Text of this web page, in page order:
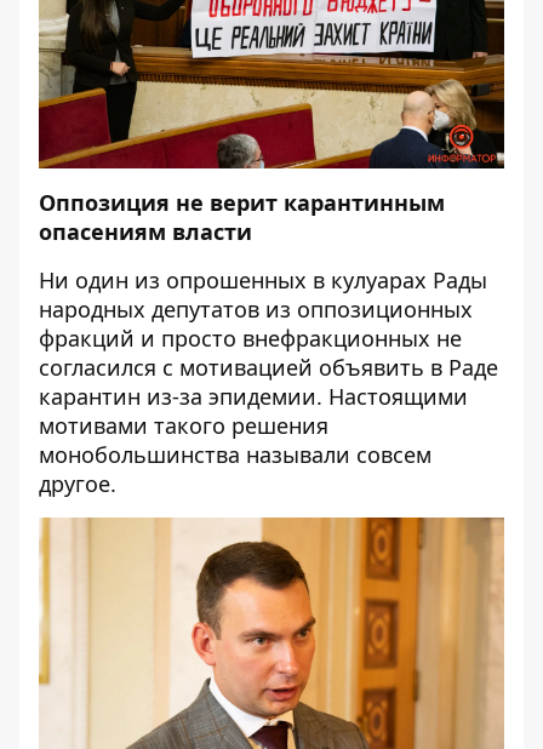
Оппозиция не верит карантинным
опасениям власти
Ни один из опрошенных в кулуарах Рады
народных депутатов из оппозиционных
фракций и просто внефракционных не
согласился с мотивацией объявить в Раде
карантин из-за эпидемии. Настоящими
мотивами такого решения
монобольшинства называли совсем
другое.